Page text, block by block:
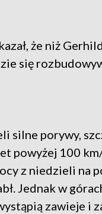
że niż
się
silne porywy,
powyżej 100
z niedzieli na
Jednak w
zawieje i